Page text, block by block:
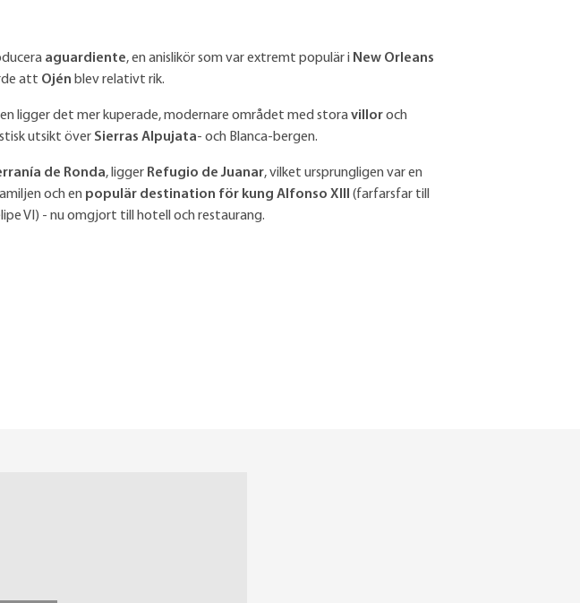
aguardiente, en anislikör som var extremt populär i New Orleans
att Ojén blev relativt rik.
ligger det mer kuperade, modernare området med storavilloroch
utsikt över Sierras Alpujata- och Blanca-bergen.
de Ronda, ligger Refugio de Juanar, vilket ursprungligen var en
och en populär destination för kung Alfonso XIII
(farfarsfar till
VI) - nu omgjort till hotell och restaurang.